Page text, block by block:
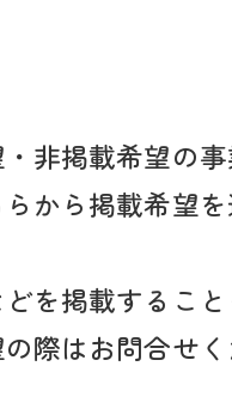
非掲載希望の
から掲載希望
を掲載するこ
際はお問合せく